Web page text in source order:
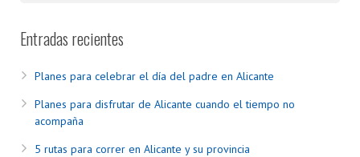
Entradas recientes
Planes para celebrar el día del padre en Alicante
Planes para disfrutar de Alicante cuando el tiempo no
acompaña
5 rutas para correr en Alicante y su provincia